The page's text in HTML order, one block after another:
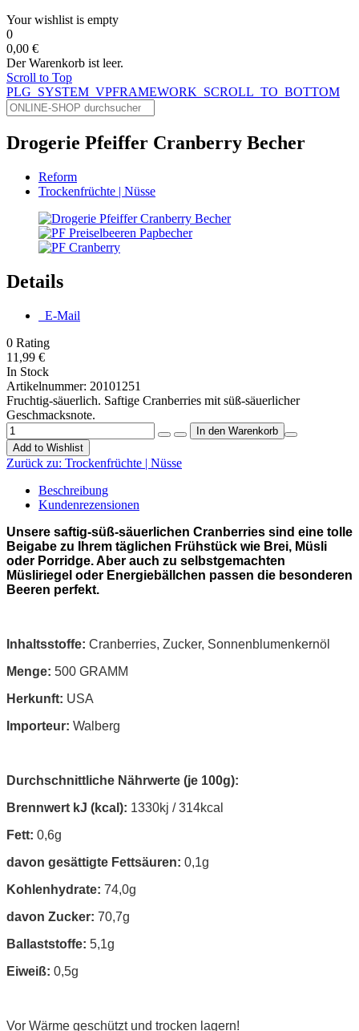
Your wishlist is empty
0
0,00 €
Der Warenkorb ist leer.
Scroll to Top
PLG_SYSTEM_VPFRAMEWORK_SCROLL_TO_BOTTOM
Drogerie Pfeiffer Cranberry Becher
Reform
Trockenfrüchte | Nüsse
Details
E-Mail
0 Rating
11,99 €
In Stock
Artikelnummer: 20101251
Fruchtig-säuerlich. Saftige Cranberries mit süß-säuerlicher
Geschmacksnote.
Add to Wishlist
Zurück zu: Trockenfrüchte | Nüsse
Beschreibung
Kundenrezensionen
Unsere saftig-süß-säuerlichen Cranberries sind eine tolle
Beigabe zu Ihrem täglichen Frühstück wie Brei, Müsli
oder Porridge. Aber auch zu selbstgemachten
Müsliriegel oder Energiebällchen passen die besonderen
Beeren perfekt.
Inhaltsstoffe: Cranberries, Zucker, Sonnenblumenkernöl
Menge: 500 GRAMM
Herkunft: USA
Importeur: Walberg
Durchschnittliche Nährwerte (je 100g):
Brennwert kJ (kcal): 1330kj / 314kcal
Fett: 0,6g
davon gesättigte Fettsäuren: 0,1g
Kohlenhydrate: 74,0g
davon Zucker: 70,7g
Ballaststoffe: 5,1g
Eiweiß: 0,5g
Vor Wärme geschützt und trocken lagern!